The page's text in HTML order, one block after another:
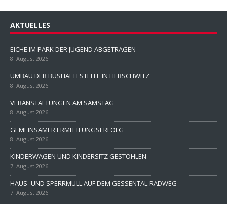
AKTUELLES
EICHE IM PARK DER JUGEND ABGETRAGEN
8. August 2026
UMBAU DER BUSHALTESTELLE IN LIEBSCHWITZ
8. August 2026
VERANSTALTUNGEN AM SAMSTAG
8. August 2026
GEMEINSAMER ERMITTLUNGSERFOLG
8. August 2026
KINDERWAGEN UND KINDERSITZ GESTOHLEN
7. August 2026
HAUS- UND SPERRMÜLL AUF DEM GESSENTAL-RADWEG
7. August 2026